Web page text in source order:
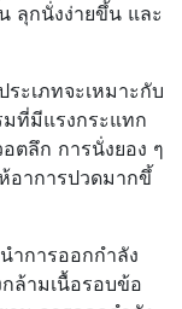
ลุกนั่งง่ายขึ้น และ
ระเภทจะเหมาะกับ
มที่มีแรงกระแทก
ตลึก การนั่งยอง ๆ
อาการปวดมากขึ้
ำการออกกำลัง
กล้ามเนื้อรอบข้อ